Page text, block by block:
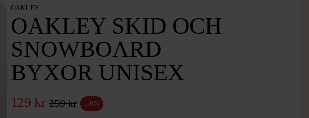
OAKLEY
OAKLEY SKID OCH
SNOWBOARD
BYXOR UNISEX
129 kr 259 kr -50%